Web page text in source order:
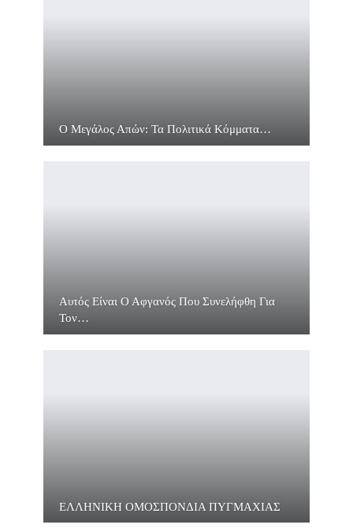
Ο Μεγάλος Απών: Τα Πολιτικά Κόμματα…
Αυτός Είναι Ο Αφγανός Που Συνελήφθη Για
Τον…
ΕΛΛΗΝΙΚΗ ΟΜΟΣΠΟΝΔΙΑ ΠΥΓΜΑΧΙΑΣ